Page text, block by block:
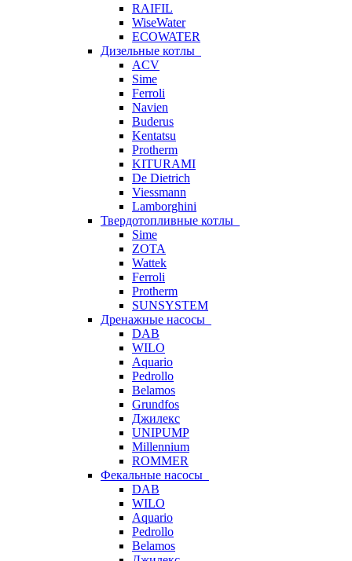
RAIFIL
WiseWater
ECOWATER
Дизельные котлы
ACV
Sime
Ferroli
Navien
Buderus
Kentatsu
Protherm
KITURAMI
De Dietrich
Viessmann
Lamborghini
Твердотопливные котлы
Sime
ZOTA
Wattek
Ferroli
Protherm
SUNSYSTEM
Дренажные насосы
DAB
WILO
Aquario
Pedrollo
Belamos
Grundfos
Джилекс
UNIPUMP
Millennium
ROMMER
Фекальные насосы
DAB
WILO
Aquario
Pedrollo
Belamos